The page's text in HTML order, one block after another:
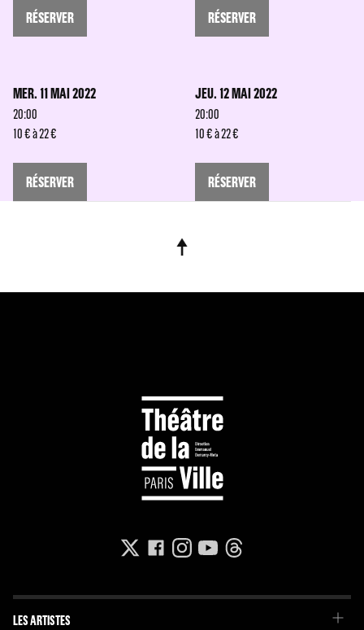
RÉSERVER RÉSERVER
MER. 11 MAI 2022
20:00
10 € à 22 €
RÉSERVER
JEU. 12 MAI 2022
20:00
10 € à 22 €
RÉSERVER
LES ARTISTES